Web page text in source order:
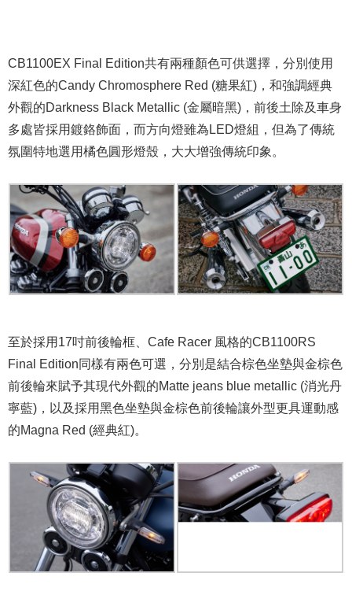
CB1100EX Final Edition共有兩種顏色可供選擇，分別使用
深紅色的Candy Chromosphere Red (糖果紅)，和強調經典
外觀的Darkness Black Metallic (金屬暗黑)，前後土除及車身
多處皆採用鍍鉻飾面，而方向燈雖為LED燈組，但為了傳統
氛圍特地選用橘色圓形燈殼，大大增強傳統印象。
至於採用17吋前後輪框、Cafe Racer 風格的CB1100RS
Final Edition同樣有兩色可選，分別是結合棕色坐墊與金棕色
前後輪來賦予其現代外觀的Matte jeans blue metallic (消光丹
寧藍)，以及採用黑色坐墊與金棕色前後輪讓外型更具運動感
的Magna Red (經典紅)。